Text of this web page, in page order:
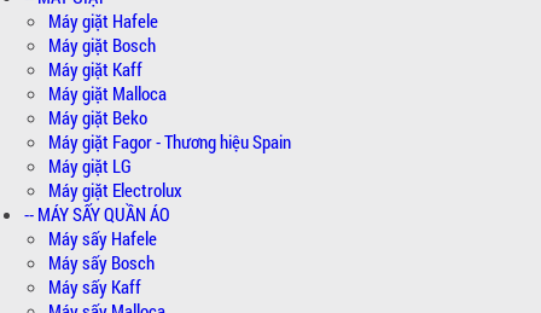
Máy giặt Hafele
Máy giặt Bosch
Máy giặt Kaff
Máy giặt Malloca
Máy giặt Beko
Máy giặt Fagor - Thương hiệu Spain
Máy giặt LG
Máy giặt Electrolux
-- MÁY SẤY QUẦN ÁO
Máy sấy Hafele
Máy sấy Bosch
Máy sấy Kaff